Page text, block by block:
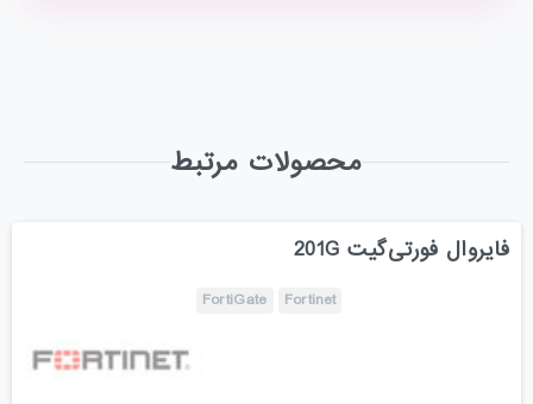
محصولات مرتبط
فایروال‌ فورتی‌گیت 201G
Fortinet
FortiGate